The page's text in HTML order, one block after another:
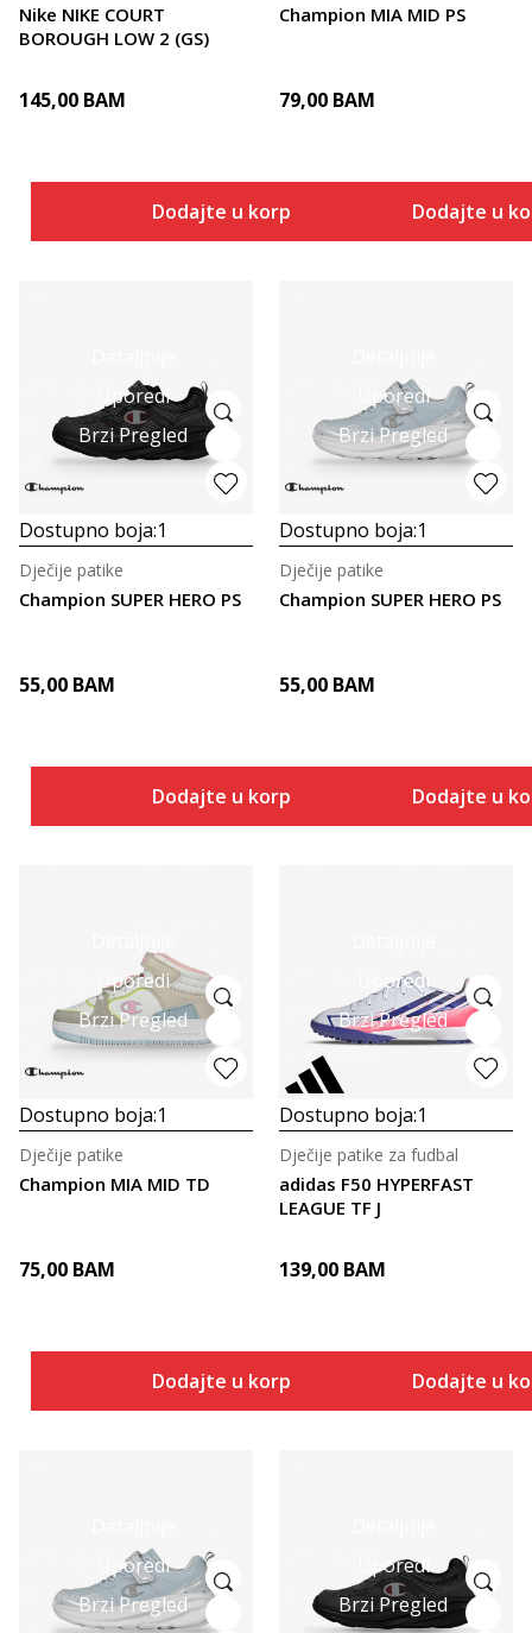
Nike NIKE COURT
BOROUGH LOW 2 (GS)
145,00 BAM
Dodajte u korpu
Champion MIA MID PS
79,00 BAM
Dodajte u
Uporedi
Brzi Pregled
Dostupno boja:1
Champion SUPER HERO PS
Dječije patike
55,00 BAM
Dodajte u korpu
Uporedi
Brzi Pregled
Dostupno boja:1
Champion SUPER HERO PS
Dječije patike
55,00 BAM
Dodajte u
Uporedi
Brzi Pregled
Dostupno boja:1
Champion MIA MID TD
Dječije patike
75,00 BAM
Dodajte u korpu
Uporedi
Brzi Pregled
Dostupno boja:1
adidas F50 HYPERFAST
LEAGUE TF J
Dječije patike za fudbal
139,00 BAM
Dodajte u
Uporedi
Brzi Pregled
Uporedi
Brzi Pregled